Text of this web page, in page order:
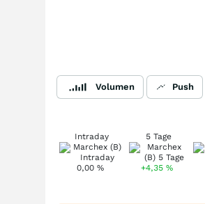
Volumen Push
Intraday
0,00 %
5 Tage
+4,35%